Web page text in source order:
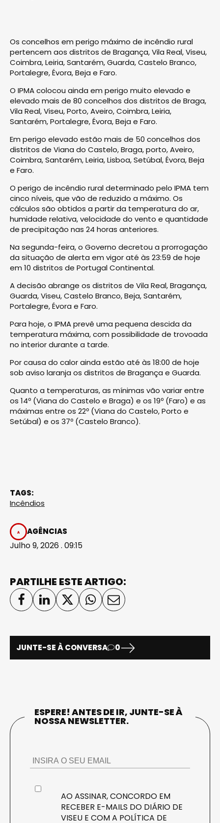
Os concelhos em perigo máximo de incêndio rural
pertencem aos distritos de Bragança, Vila Real, Viseu,
Coimbra, Leiria, Santarém, Guarda, Castelo Branco,
Portalegre, Évora, Beja e Faro.
O IPMA colocou ainda em perigo muito elevado e
elevado mais de 80 concelhos dos distritos de Braga,
Vila Real, Viseu, Porto, Aveiro, Coimbra, Leiria,
Santarém, Portalegre, Évora, Beja e Faro.
Em perigo elevado estão mais de 50 concelhos dos
distritos de Viana do Castelo, Braga, porto, Aveiro,
Coimbra, Santarém, Leiria, Lisboa, Setúbal, Évora, Beja
e Faro.
O perigo de incêndio rural determinado pelo IPMA tem
cinco níveis, que vão de reduzido a máximo. Os
cálculos são obtidos a partir da temperatura do ar,
humidade relativa, velocidade do vento e quantidade
de precipitação nas 24 horas anteriores.
Na segunda-feira, o Governo decretou a prorrogação
da situação de alerta em vigor até às 23:59 de hoje
em 10 distritos de Portugal Continental.
A decisão abrange os distritos de Vila Real, Bragança,
Guarda, Viseu, Castelo Branco, Beja, Santarém,
Portalegre, Évora e Faro.
Para hoje, o IPMA prevê uma pequena descida da
temperatura máxima, com possibilidade de trovoada
no interior durante a tarde.
Por causa do calor ainda estão até às 18:00 de hoje
sob aviso laranja os distritos de Bragança e Guarda.
Quanto a temperaturas, as mínimas vão variar entre
os 14º (Viana do Castelo e Braga) e os 19º (Faro) e as
máximas entre os 22º (Viana do Castelo, Porto e
Setúbal) e os 37º (Castelo Branco).
TAGS:
Incêndios
AGÊNCIAS
Julho 9, 2026 . 09:15
PARTILHE ESTE ARTIGO:
JUNTE-SE À CONVERSA 0
ESPERE! ANTES DE IR, JUNTE-SE À
NOSSA NEWSLETTER.
AO ASSINAR, CONCORDO EM
RECEBER E-MAILS DO DIÁRIO DE
VISEU E COM A POLÍTICA DE